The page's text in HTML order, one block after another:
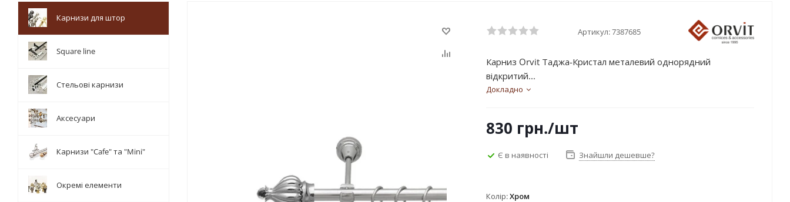
Артикул:7387685
Карниз Orvit Таджа-Кристал металевий однорядний
відкритий...
Докладно
830 грн./шт
Є в наявності Знайшли дешевше?
Колір:Хром
Карнизи для штор
Square line
Стельові карнизи
Аксесуари
Карнизи "Cafe" та "Mini"
Окремі елементи